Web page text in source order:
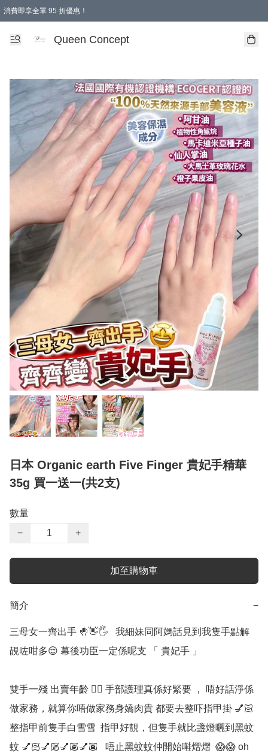
消費即享全單 95 折優惠！
Queen Concept
日本 Organic earth Five Finger 貴妃手精華
35g 買一送一(共2支)
數量
−
+
加至購物車
簡介 −
三母女一齊出手 🤚👋🖐️   我細妹同阿媽話見到我隻手點解
靚咗咁多😌 幕後功臣一定係呢支 「 貴妃手 」
雙手一殘 出賣年齡 🤦‍♀️ 手部護理真係好緊要 ， 唔好話淨係
做家務，就算你唔做家務身嬌肉貴 都要去整吓指甲掛 💅🏻
整指甲前隻手白雪雪  指甲好靚，但隻手就比盞燈曬到黑蚊
蚊 💅🏻💅🏼💅🏽💅🏾   唔止黑蚊蚊仲開始嚡熠熠  😱😱 oh